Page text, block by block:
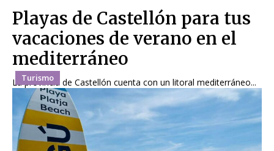
Turismo
Playas de Castellón para tus
vacaciones de verano en el
mediterráneo
La provincia de Castellón cuenta con un litoral mediterráneo...